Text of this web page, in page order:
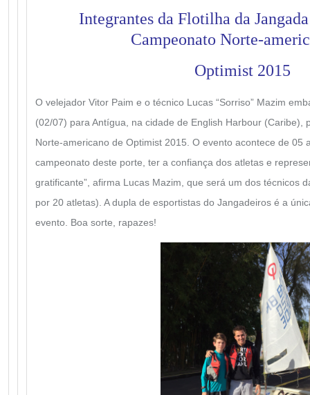
Integrantes da Flotilha da
Campeonato Norte-
Optimist 2015
O velejador Vitor Paim e o técnico Lucas “Sorriso” Mazim
(02/07) para Antígua, na cidade de English Harbour (Caribe),
Norte-americano de Optimist 2015. O evento acontece de 05
campeonato deste porte, ter a confiança dos atletas e
gratificante”, afirma Lucas Mazim, que será um dos técnicos
por 20 atletas). A dupla de esportistas do Jangadeiros é a
evento. Boa sorte, rapazes!